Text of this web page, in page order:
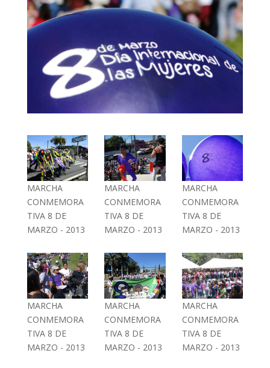
MARCHA
CONMEMORA
TIVA 8 DE
MARZO - 2013
MARCHA
CONMEMORA
TIVA 8 DE
MARZO - 2013
MARCHA
CONMEMORA
TIVA 8 DE
MARZO - 2013
MARCHA
CONMEMORA
TIVA 8 DE
MARZO - 2013
MARCHA
CONMEMORA
TIVA 8 DE
MARZO - 2013
MARCHA
CONMEMORA
TIVA 8 DE
MARZO - 2013